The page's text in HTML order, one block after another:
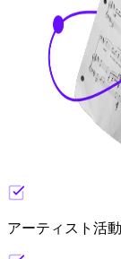
アーティスト活